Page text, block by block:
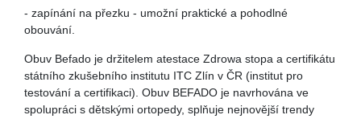
- zapínání na přezku - umožní praktické a pohodlné
obouvání.
Obuv Befado je držitelem atestace Zdrowa stopa a certifikátu
státního zkušebního institutu ITC Zlín v ČR (institut pro
testování a certifikaci). Obuv BEFADO je navrhována ve
spolupráci s dětskými ortopedy, splňuje nejnovější trendy